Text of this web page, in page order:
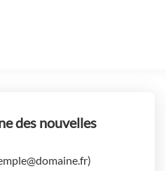
des nouvelles
)